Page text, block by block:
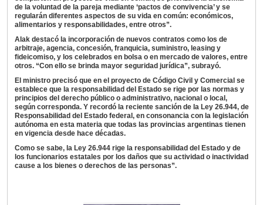
de la voluntad de la pareja mediante ‘pactos de convivencia’ y se
regularán diferentes aspectos de su vida en común: económicos,
alimentarios y responsabilidades, entre otros”.
Alak destacó la incorporación de nuevos contratos como los de
arbitraje, agencia, concesión, franquicia, suministro, leasing y
fideicomiso, y los celebrados en bolsa o en mercado de valores, entre
otros. “Con ello se brinda mayor seguridad jurídica”, subrayó.
El ministro precisó que en el proyecto de Código Civil y Comercial se
establece que la responsabilidad del Estado se rige por las normas y
principios del derecho público o administrativo, nacional o local,
según corresponda. Y recordó la reciente sanción de la Ley 26.944, de
Responsabilidad del Estado federal, en consonancia con la legislación
autónoma en esta materia que todas las provincias argentinas tienen
en vigencia desde hace décadas.
Como se sabe, la Ley 26.944 rige la responsabilidad del Estado y de
los funcionarios estatales por los daños que su actividad o inactividad
cause a los bienes o derechos de las personas”.